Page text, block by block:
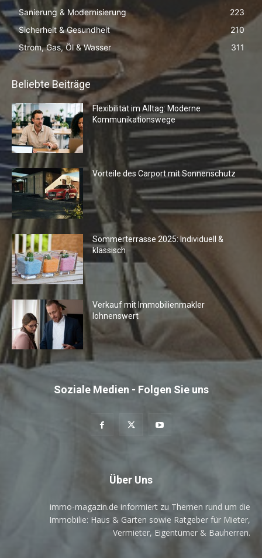
Sanierung & Modernisierung
223
Sicherheit & Gesundheit
210
Strom, Gas, Öl & Wasser
311
Beliebte Beiträge
Flexibilität im Alltag: Moderne
Kommunikationswege
Vorteile des Carport mit Sonnenschutz
Sommerterrasse 2025: Individuell &
klassisch
Verkauf mit Immobilienmakler
lohnenswert
Soziale Medien - Folgen Sie uns
Über Uns
immo-magazin.de informiert zu Themen rund um die
Immobilie: Haus & Garten sowie Ratgeber für Mieter,
Vermieter, Eigentümer & Bauherren.